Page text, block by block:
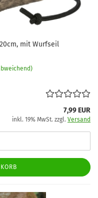
mit Wurfseil
7,99 EUR
inkl. 19% MwSt. zzgl. Versand